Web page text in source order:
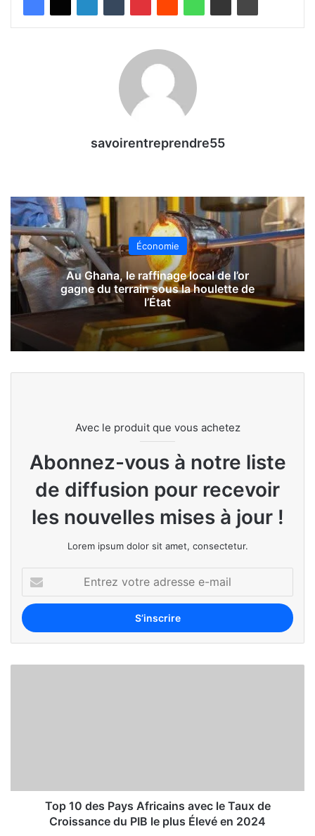
savoirentreprendre55
Économie
Au Ghana, le raffinage local de l’or
gagne du terrain sous la houlette de
l’État
Avec le produit que vous achetez
Abonnez-vous à notre liste
de diffusion pour recevoir
les nouvelles mises à jour !
Lorem ipsum dolor sit amet, consectetur.
Top 10 des Pays Africains avec le Taux de
Croissance du PIB le plus Élevé en 2024